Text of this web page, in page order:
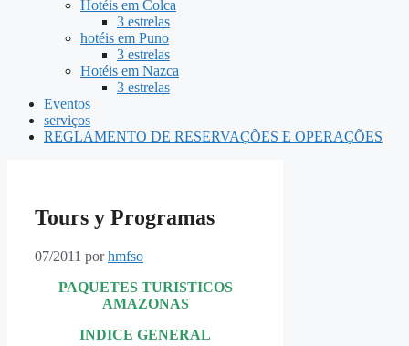
Hotéis em Colca
3 estrelas
hotéis em Puno
3 estrelas
Hotéis em Nazca
3 estrelas
Eventos
serviços
REGLAMENTO DE RESERVAÇÕES E OPERAÇÕES
Tours y Programas
07/2011 porhmfso
PAQUETES TURISTICOS
AMAZONAS
INDICE GENERAL